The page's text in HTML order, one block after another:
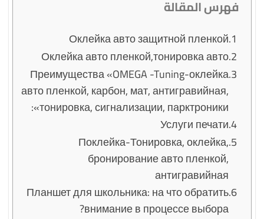
فهرس المقالة
Оклейка авто защитной пленкой
Оклейка авто пленкой,тонировка авто
Преимущества «OMEGA -Tuning-оклейка
авто пленкой, карбон, мат, антигравийная,
тонировка, сигнализации, парктроники»:
Услуги печати
Поклейка-Тонировка, оклейка,
бронирование авто пленкой,
антигравийная
Планшет для школьника: на что обратить
внимание в процессе выбора?